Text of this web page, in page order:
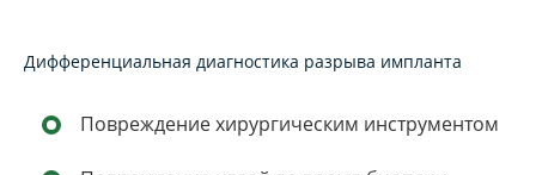
Дифференциальная диагностика разрыва импланта
Повреждение хирургическим инструментом